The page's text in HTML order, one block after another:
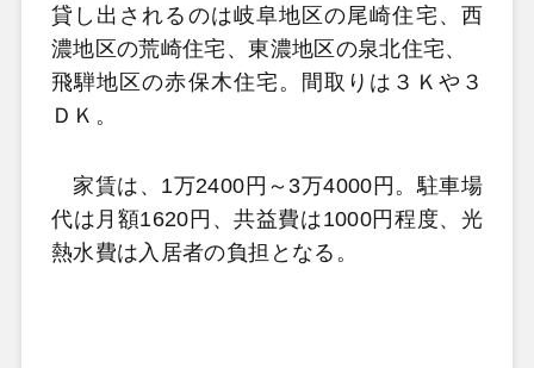
貸し出されるのは岐阜地区の尾崎住宅、西
濃地区の荒崎住宅、東濃地区の泉北住宅、
飛騨地区の赤保木住宅。間取りは３Ｋや３
ＤＫ。
家賃は、1万2400円～3万4000円。駐車場
代は月額1620円、共益費は1000円程度、光
熱水費は入居者の負担となる。